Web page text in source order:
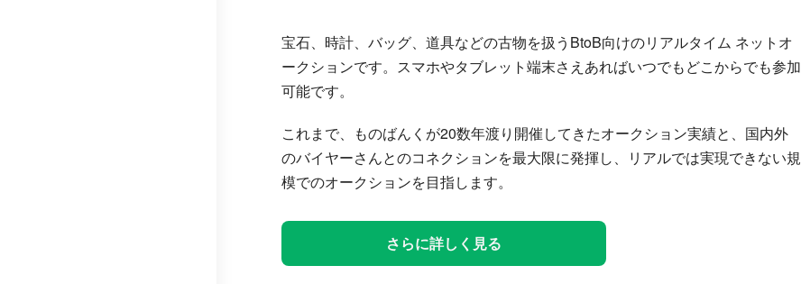
宝石、時計、バッグ、道具などの古物を扱うBtoB向けのリアルタイム ネットオ
ークションです。スマホやタブレット端末さえあればいつでもどこからでも参加
可能です。
これまで、ものばんくが20数年渡り開催してきたオークション実績と、国内外
のバイヤーさんとのコネクションを最大限に発揮し、リアルでは実現できない規
模でのオークションを目指します。
さらに詳しく見る